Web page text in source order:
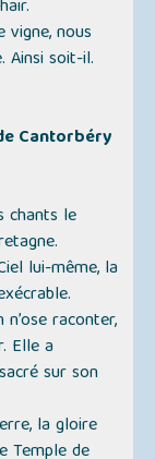
vigne, nous
Ainsi soit-il.
Cantorbéry
chants le
lui-même, la
raconter,
Elle a
sur son
la gloire
Temple de